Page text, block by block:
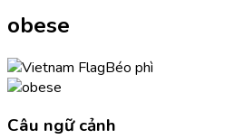
obese
Béo phì
Câu ngữ cảnh